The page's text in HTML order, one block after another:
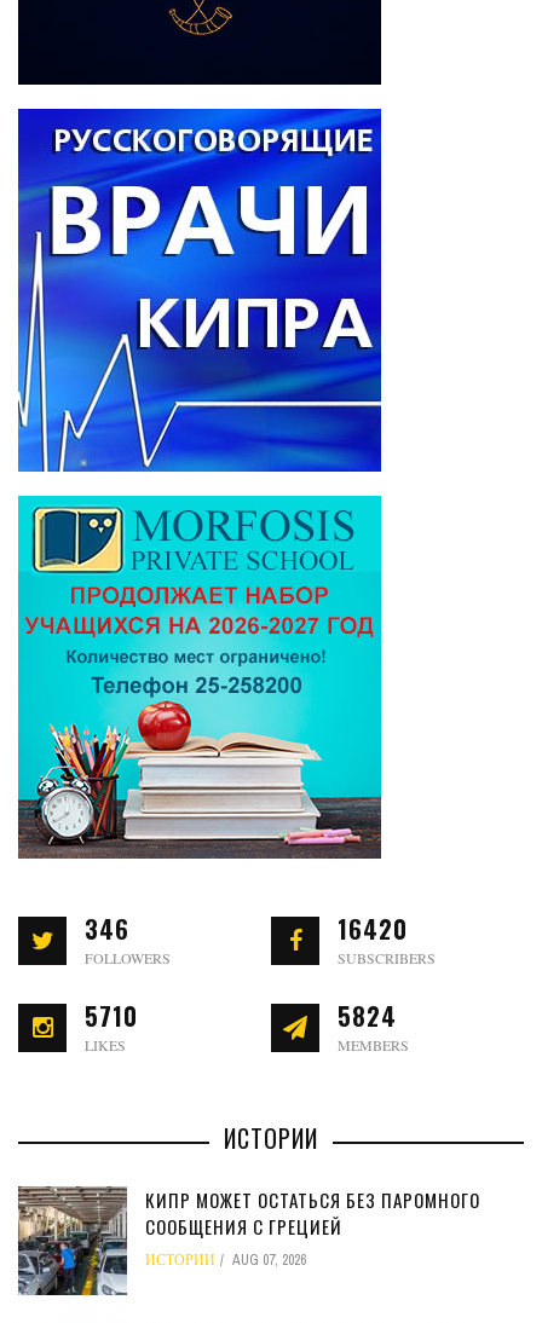
346
FOLLOWERS
16420
SUBSCRIBERS
5710
LIKES
5824
MEMBERS
ИСТОРИИ
КИПР МОЖЕТ ОСТАТЬСЯ БЕЗ ПАРОМНОГО
СООБЩЕНИЯ С ГРЕЦИЕЙ
ИСТОРИИ AUG 07, 2026